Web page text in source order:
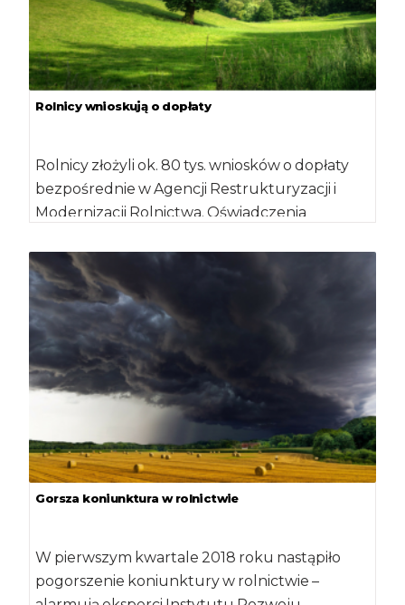
Rolnicy wnioskują o dopłaty
Rolnicy złożyli ok. 80 tys. wniosków o dopłaty
bezpośrednie w Agencji Restrukturyzacji i
Modernizacji Rolnictwa. Oświadczenia
Gorsza koniunktura w rolnictwie
W pierwszym kwartale 2018 roku nastąpiło
pogorszenie koniunktury w rolnictwie –